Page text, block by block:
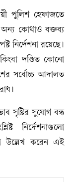
পুলিশ হেফাজতে
কোথাও বক্তব্য
নির্দেশনা রয়েছে।
দণ্ডিত কোনো
সর্বোচ্চ আদালত
সৃষ্টির সুযোগ বন্ধ
নির্দেশনাগুলো
উল্লেখ করেন এই